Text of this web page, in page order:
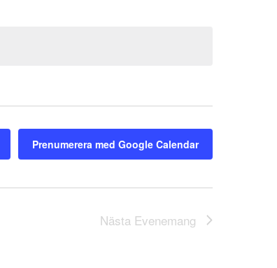
Prenumerera med Google Calendar
Nästa Evenemang